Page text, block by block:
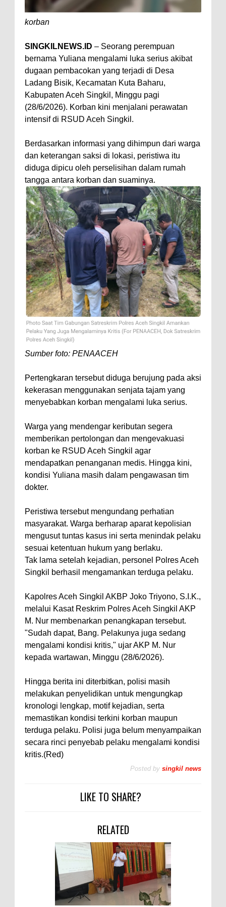
korban
SINGKILNEWS.ID – Seorang perempuan
bernama Yuliana mengalami luka serius akibat
dugaan pembacokan yang terjadi di Desa
Ladang Bisik, Kecamatan Kuta Baharu,
Kabupaten Aceh Singkil, Minggu pagi
(28/6/2026). Korban kini menjalani perawatan
intensif di RSUD Aceh Singkil.
Berdasarkan informasi yang dihimpun dari warga
dan keterangan saksi di lokasi, peristiwa itu
diduga dipicu oleh perselisihan dalam rumah
tangga antara korban dan suaminya.
Sumber foto: PENAACEH
Pertengkaran tersebut diduga berujung pada aksi
kekerasan menggunakan senjata tajam yang
menyebabkan korban mengalami luka serius.
Warga yang mendengar keributan segera
memberikan pertolongan dan mengevakuasi
korban ke RSUD Aceh Singkil agar
mendapatkan penanganan medis. Hingga kini,
kondisi Yuliana masih dalam pengawasan tim
dokter.
Peristiwa tersebut mengundang perhatian
masyarakat. Warga berharap aparat kepolisian
mengusut tuntas kasus ini serta menindak pelaku
sesuai ketentuan hukum yang berlaku.
Tak lama setelah kejadian, personel Polres Aceh
Singkil berhasil mengamankan terduga pelaku.
Kapolres Aceh Singkil AKBP Joko Triyono, S.I.K.,
melalui Kasat Reskrim Polres Aceh Singkil AKP
M. Nur membenarkan penangkapan tersebut.
"Sudah dapat, Bang. Pelakunya juga sedang
mengalami kondisi kritis," ujar AKP M. Nur
kepada wartawan, Minggu (28/6/2026).
Hingga berita ini diterbitkan, polisi masih
melakukan penyelidikan untuk mengungkap
kronologi lengkap, motif kejadian, serta
memastikan kondisi terkini korban maupun
terduga pelaku. Polisi juga belum menyampaikan
secara rinci penyebab pelaku mengalami kondisi
kritis.(Red)
Posted by singkil news
LIKE TO SHARE?
RELATED